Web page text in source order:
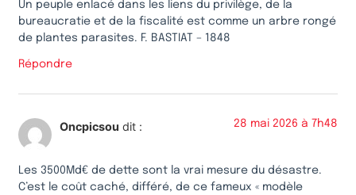
Un peuple enlacé dans les liens du privilège, de la
bureaucratie et de la fiscalité est comme un arbre rongé
de plantes parasites. F. BASTIAT – 1848
Répondre
Oncpicsou dit : 28 mai 2026 à 7h48
Les 3500Md€ de dette sont la vrai mesure du désastre.
C’est le coût caché, différé, de ce fameux « modèle